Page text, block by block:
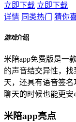
立即下载 立即下载
详情 同类热门 猜你
游戏介绍
米陪app免费版是一
的声音结交异性，
天，还具有语音签名
聊天的时候也能更安
米陪app亮点